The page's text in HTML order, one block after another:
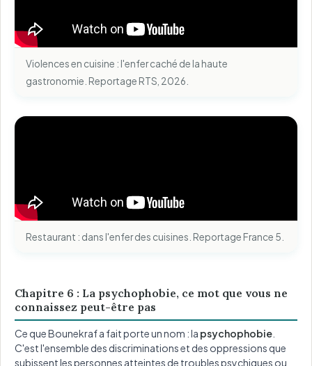
Violences en cuisine : l'enfer caché de la haute
gastronomie. Reportage RTS, 2026.
Restaurant : dans l'enfer des cuisines. Reportage France 5.
Chapitre 6 : La psychophobie, ce mot que vous ne
connaissez peut-être pas
Ce que Bounekraf a fait porte un nom : la psychophobie
C'est l'ensemble des discriminations et des oppressions que
subissent les personnes atteintes de troubles psychiques ou